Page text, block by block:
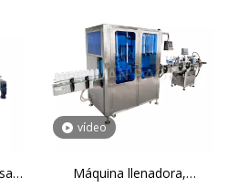
vídeo
Máquina llenadora,